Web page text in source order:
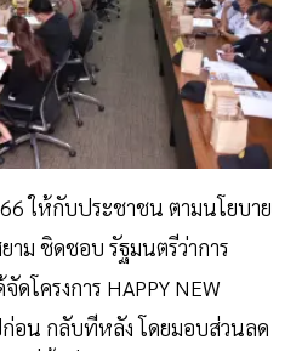
ให้กับประชาชน ตามนโยบาย
าม ชิดชอบ รัฐมนตรีว่าการ
โครงการ HAPPY NEW
ก่อน กลับทีหลัง โดยมอบส่วนลด